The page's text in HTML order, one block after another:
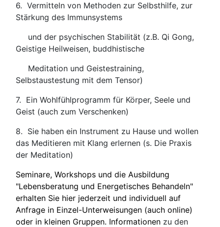
6. Vermitteln von Methoden zur Selbsthilfe, zur
Stärkung des Immunsystems
und der psychischen Stabilität (z.B. Qi Gong,
Geistige Heilweisen, buddhistische
Meditation und Geistestraining,
Selbstaustestung mit dem Tensor)
7. Ein Wohlfühlprogramm für Körper, Seele und
Geist (auch zum Verschenken)
8. Sie haben ein Instrument zu Hause und wollen
das Meditieren mit Klang erlernen (s. Die Praxis
der Meditation)
Seminare, Workshops und die Ausbildung
"Lebensberatung und Energetisches Behandeln"
erhalten Sie hier jederzeit und individuell auf
Anfrage in Einzel-Unterweisungen (auch online)
oder in kleinen Gruppen. Informationen zu den